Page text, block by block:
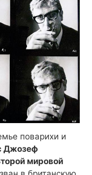
поварихи и
Джозеф
мировой